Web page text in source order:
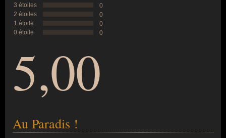
3 étoiles
0
2 étoiles
0
1 étoile
0
0 étoile
0
5,00
Au Paradis !